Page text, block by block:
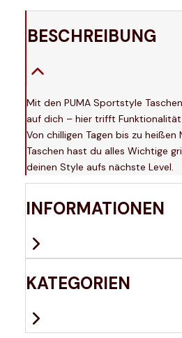
BESCHREIBUNG
Mit den PUMA Sportstyle
auf dich – hier trifft
Von chilligen Tagen bis zu
Taschen hast du alles Wichtige
deinen Style aufs nächste Level.
INFORMATIONEN
KATEGORIEN